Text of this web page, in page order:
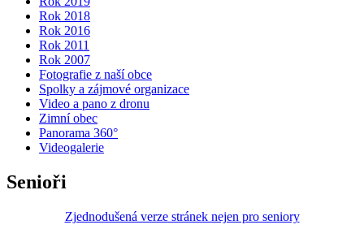
Rok 2018
Rok 2016
Rok 2011
Rok 2007
Fotografie z naší obce
Spolky a zájmové organizace
Video a pano z dronu
Zimní obec
Panorama 360°
Videogalerie
Senioři
Zjednodušená verze stránek nejen pro seniory